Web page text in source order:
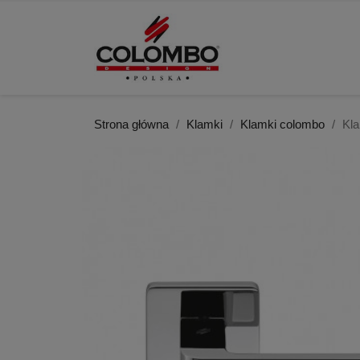
Strona główna Klamki Klamki colombo